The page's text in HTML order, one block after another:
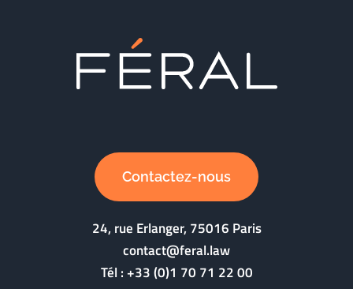
Contactez-nous
24, rue Erlanger, 75016 Paris
contact@feral.law
Tél :+33 (0)1 70 71 22 00